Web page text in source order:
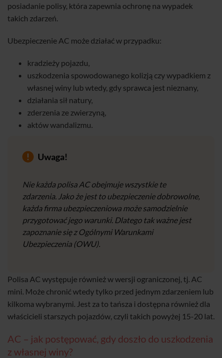
posiadanie polisy, która zapewnia ochronę na wypadek
takich zdarzeń.
Ubezpieczenie AC może działać w przypadku:
kradzieży pojazdu,
uszkodzenia spowodowanego kolizją czy wypadkiem z
własnej winy lub wtedy, gdy sprawca jest nieznany,
działania sił natury,
zderzenia ze zwierzyną,
aktów wandalizmu.
Uwaga!
Nie każda polisa AC obejmuje wszystkie te
zdarzenia. Jako że jest to ubezpieczenie dobrowolne,
każda firma ubezpieczeniowa może samodzielnie
przygotować jego warunki. Dlatego tak ważne jest
zapoznanie się z Ogólnymi Warunkami
Ubezpieczenia (OWU).
Polisa AC występuje również w wersji ograniczonej, tj. AC
mini. Może chronić wtedy tylko przed jednym zdarzeniem lub
kilkoma wybranymi. Jest za to tańsza i dostępna również dla
właścicieli starszych pojazdów, czyli takich powyżej 15-20 lat.
AC – jak postępować, gdy doszło do uszkodzenia
z własnej winy?